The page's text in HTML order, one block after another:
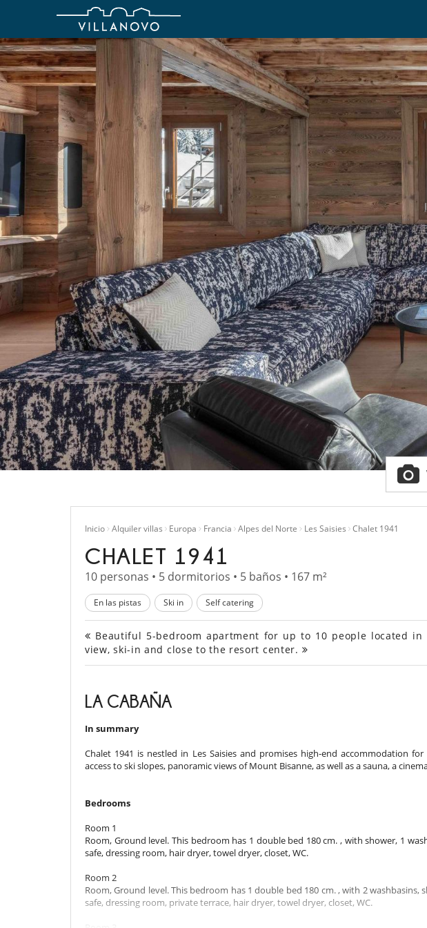
Inicio Alquiler villas Europa Francia Alpes del Norte Les Saisies Chalet 1941
CHALET 1941
10 personas • 5 dormitorios • 5 baños • 167 m²
En las pistas Ski in Self catering
Beautiful 5-bedroom apartment for up to 10 people located in
view, ski-in and close to the resort center.
LA CABAÑA
In summary
Chalet 1941 is nestled in Les Saisies and promises high-end accommodation
access to ski slopes, panoramic views of Mount Bisanne, as well as a sauna, a
Bedrooms
Room 1
Room, Ground level. This bedroom has 1 double bed 180 cm. , with shower, 1
safe, dressing room, hair dryer, towel dryer, closet, WC.
Room 2
Room, Ground level. This bedroom has 1 double bed 180 cm. , with 2 washbasins,
safe, dressing room, private terrace, hair dryer, towel dryer, closet, WC.